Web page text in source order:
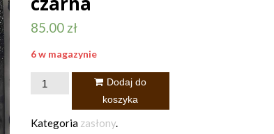
85.00 zł
6 w magazynie
ilość
Sena
Dodaj do
koszyka
Kategoria zasłony.